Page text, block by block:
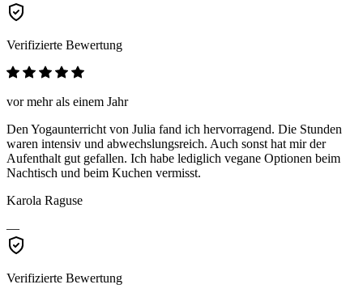
Verifizierte Bewertung
vor mehr als einem Jahr
Den Yogaunterricht von Julia fand ich hervorragend. Die Stunden
waren intensiv und abwechslungsreich. Auch sonst hat mir der
Aufenthalt gut gefallen. Ich habe lediglich vegane Optionen beim
Nachtisch und beim Kuchen vermisst.
Karola Raguse
—
Verifizierte Bewertung